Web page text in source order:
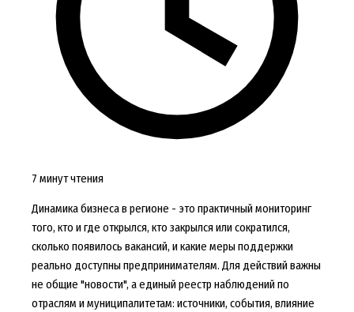
7 минут чтения
Динамика бизнеса в регионе - это практичный мониторинг
того, кто и где открылся, кто закрылся или сократился,
сколько появилось вакансий, и какие меры поддержки
реально доступны предпринимателям. Для действий важны
не общие "новости", а единый реестр наблюдений по
отраслям и муниципалитетам: источники, события, влияние